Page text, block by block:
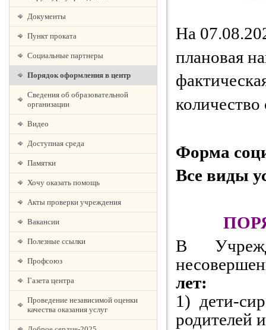
Документы
Пункт проката
Социальные партнеры
Порядок оформления в центр
Сведения об образовательной
организации
Видео
Доступная среда
Памятки
Хочу оказать помощь
Акты проверки учреждения
Вакансии
Полезные ссылки
Профсоюз
Газета центра
Проведение независимой оценки
качества оказания услуг
На
плановая
Форма
Все виды
В
лет:
1) дети-
родителей